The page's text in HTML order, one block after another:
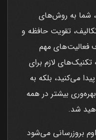
شما به روش‌های
تقویت حافظه و
فعالیت‌های مهم
لازم برای
می‌کنید، بلکه به
بیشتر در همه
شد.
بروزرسانی می‌شود